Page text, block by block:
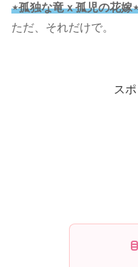
⋆孤独な竜ｘ孤児の花嫁
ただ、それだけで。
ス